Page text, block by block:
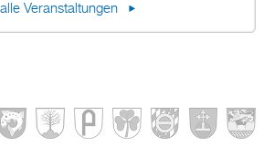
alle Veranstaltungen